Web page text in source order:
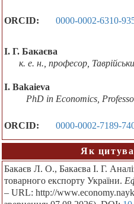
ORCID:
0000-0002-6310-
І. Г. Бакаєва
к. е. н., професор,
I. Bakaieva
PhD in Economics,
ORCID:
0000-0002-7189-
Як
Бакаєв Л. О., Бакаєва І. Г.
товарного експорту України.
– URL: http://